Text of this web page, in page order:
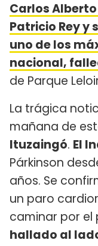
Carlos
Patricio Rey y
uno de los
nacional,
de Parque
La trágica
mañana de
Ituzaingó. El
Párkinson
años. Se
un paro
caminar por el
hallado al